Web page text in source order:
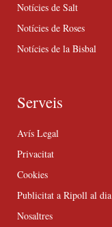
Notícies de Salt
Notícies de Roses
Notícies de la Bisbal
Serveis
Avís Legal
Privacitat
Cookies
Publicitat a Ripoll al dia
Nosaltres